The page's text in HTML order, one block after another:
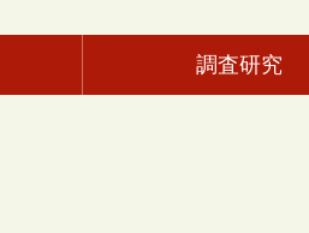
調査研究